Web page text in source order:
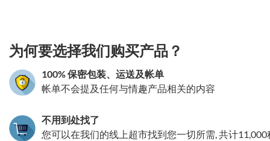
为何要选择我们购买产品？
100% 保密包装、运送及帐单
帐单不会提及任何与情趣产品相关的内容
不用到处找了
您可以在我们的线上超市找到您一切所需, 共计11,000